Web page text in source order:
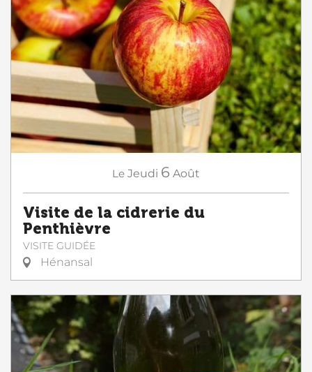
Le Jeudi 6 Août
Visite de la cidrerie du
Penthièvre
VISITE GUIDÉE
Hénansal